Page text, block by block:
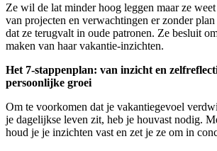
Ze wil de lat minder hoog leggen maar ze
van projecten en verwachtingen er zonder
dat ze terugvalt in oude patronen. Ze besluit
maken van haar vakantie-inzichten.
Het 7-stappenplan: van inzicht en
persoonlijke groei
Om te voorkomen dat je vakantiegevoel
je dagelijkse leven zit, heb je houvast nodig.
houd je je inzichten vast en zet je ze om in